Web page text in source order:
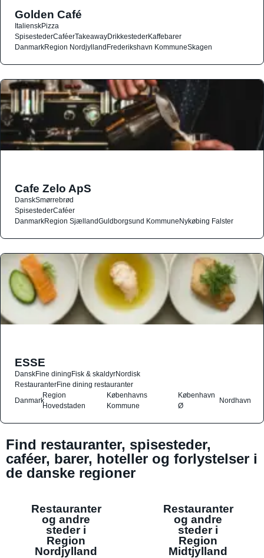
Golden Café
ItalienskPizza
SpisestederCaféerTakeawayDrikkestederKaffebarer
DanmarkRegion NordjyllandFrederikshavn KommuneSkagen
Cafe Zelo ApS
DanskSmørrebrød
SpisestederCaféer
DanmarkRegion SjællandGuldborgsund KommuneNykøbing Falster
ESSE
DanskFine diningFisk & skaldyrNordisk
RestauranterFine dining restauranter
Danmark
Region
Hovedstaden
Københavns
Kommune
København
Ø
Nordhavn
Find restauranter, spisesteder,
caféer, barer, hoteller og forlystelser i
de danske regioner
Restauranter
og andre
steder i
Region
Nordjylland
Restauranter
og andre
steder i
Region
Midtjylland